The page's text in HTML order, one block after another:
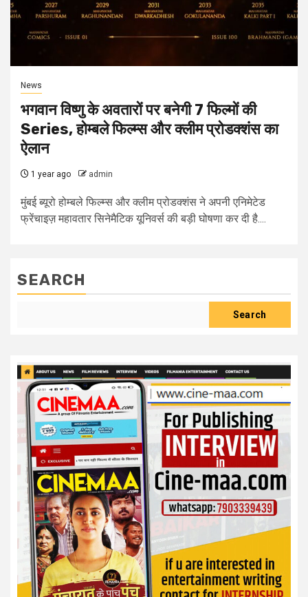
News
भगवान विष्णु के अवतारों पर बनेगी 7 फिल्मों की
Series, होम्बले फिल्म्स और क्लीम प्रोडक्शंस का
ऐलान
1 year ago admin
मुंबई ब्यूरो होम्बले फिल्म्स और क्लीम प्रोडक्शंस ने अपनी एनिमेटेड
फ्रेंचाइज़ महावतार सिनेमैटिक यूनिवर्स की बड़ी घोषणा कर दी है....
SEARCH
Search